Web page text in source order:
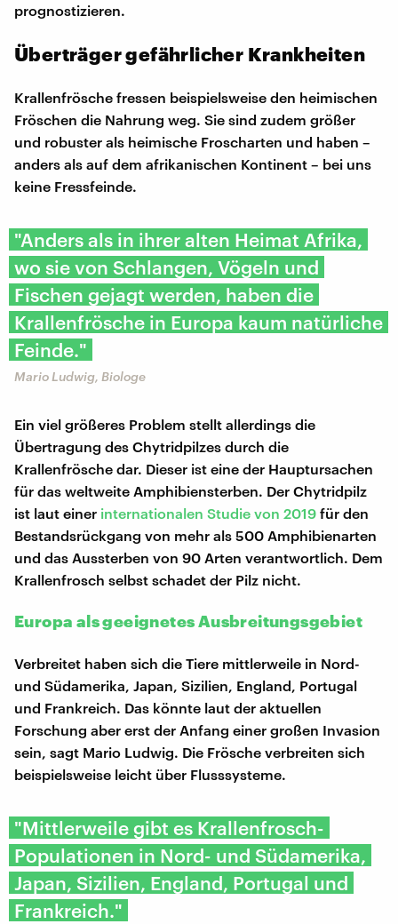
prognostizieren.
Überträger gefährlicher Krankheiten
Krallenfrösche fressen beispielsweise den heimischen
Fröschen die Nahrung weg. Sie sind zudem größer
und robuster als heimische Froscharten und haben –
anders als auf dem afrikanischen Kontinent – bei uns
keine Fressfeinde.
"Anders als in ihrer alten Heimat Afrika,
wo sie von Schlangen, Vögeln und
Fischen gejagt werden, haben die
Krallenfrösche in Europa kaum natürliche
Feinde."
Mario Ludwig, Biologe
Ein viel größeres Problem stellt allerdings die
Übertragung des Chytridpilzes durch die
Krallenfrösche dar. Dieser ist eine der Hauptursachen
für das weltweite Amphibiensterben. Der Chytridpilz
ist laut einer internationalen Studie von 2019 für den
Bestandsrückgang von mehr als 500 Amphibienarten
und das Aussterben von 90 Arten verantwortlich. Dem
Krallenfrosch selbst schadet der Pilz nicht.
Europa als geeignetes Ausbreitungsgebiet
Verbreitet haben sich die Tiere mittlerweile in Nord-
und Südamerika, Japan, Sizilien, England, Portugal
und Frankreich. Das könnte laut der aktuellen
Forschung aber erst der Anfang einer großen Invasion
sein, sagt Mario Ludwig. Die Frösche verbreiten sich
beispielsweise leicht über Flusssysteme.
"Mittlerweile gibt es Krallenfrosch-
Populationen in Nord- und Südamerika,
Japan, Sizilien, England, Portugal und
Frankreich."